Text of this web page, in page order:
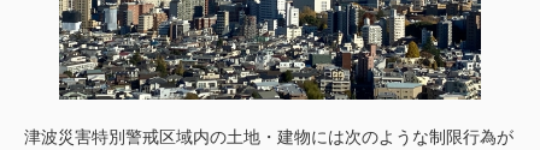
津波災害特別警戒区域内の土地・建物には次のような制限行為が